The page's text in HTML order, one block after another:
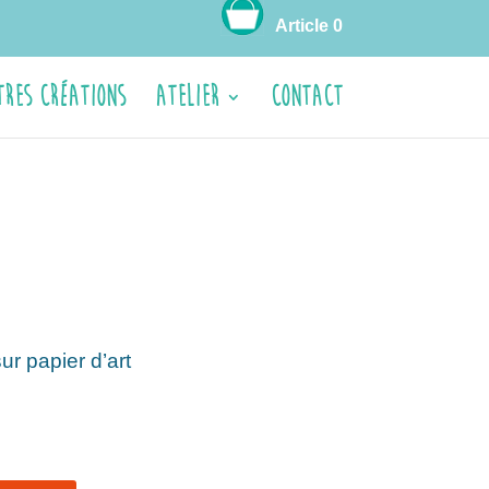
Article 0
créations ATELIER CONTACT
papier d’art